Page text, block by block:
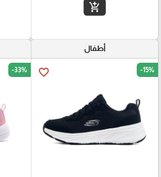
add_shopping_cart
أطفال
favorite_border -15%
-33%